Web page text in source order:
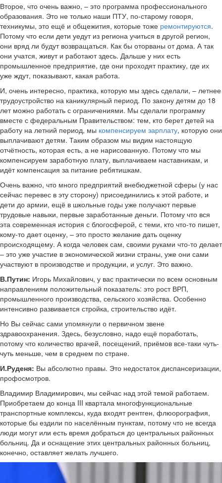
Второе, что очень важно, – это программа профессионального
образования. Это не только наши ПТУ, по-старому говоря,
техникумы, это ещё и общежития, которые тоже ремонтируются.
Потому что если дети уедут из региона учиться в другой регион,
они вряд ли будут возвращаться. Как бы оторваны от дома. А так
они учатся, живут и работают здесь. Дальше у них есть
промышленное предприятие, где они проходят практику, где их
уже ждут, показывают, какая работа.
И, очень интересно, практика, которую мы здесь сделали, – летнее
трудоустройство на каникулярный период. По закону детям до 18
лет можно работать с ограничениями. Мы сделали программу
вместе с федеральным Правительством: тем, кто берет детей на
работу на летний период, мы компенсируем зарплату, которую они
выплачивают детям. Таким образом мы видим настоящую
отчётность, которая есть, а не нарисованную. Потому что мы
компенсируем заработную плату, выплачиваем наставникам, и
идёт компенсация за питание ребятишкам.
Очень важно, что много предприятий внебюджетной сферы (у нас
сейчас перевес в эту сторону) присоединились к этой работе, и
дети до армии, ещё в школьные годы уже получают первые
трудовые навыки, первые заработанные деньги. Потому что вся
эта современная история с блогосферой, с теми, кто что-то пишет,
кому-то дает оценку, – это просто желание дать оценку
происходящему. А когда человек сам, своими руками что-то делает
– это уже участие в экономической жизни страны, уже они сами
участвуют в производстве и продукции, и услуг. Это важно.
В.Путин: Игорь Михайлович, у вас практически по всем основным
направлениям положительный показатель: это рост ВРП,
промышленного производства, сельского хозяйства. Особенно
интенсивно развивается стройка, строительство идёт.
Но Вы сейчас сами упомянули о первичном звене
здравоохранения. Здесь, безусловно, надо ещё поработать,
потому что количество врачей, посещений, приёмов все-таки чуть-
чуть меньше, чем в среднем по стране.
И.Руденя: Вы абсолютно правы. Это недостаток диспансеризации,
профосмотров.
Владимир Владимирович, мы сейчас над этой темой работаем.
Приобретаем до конца III квартала многофункциональные
транспортные комплексы, куда входят рентген, флюорография,
которые бы ездили по населённым пунктам, потому что не всегда
люди могут или есть время добраться до центральных районных
больниц. Да и оснащение этих центральных районных больниц,
конечно, оставляет желать лучшего.